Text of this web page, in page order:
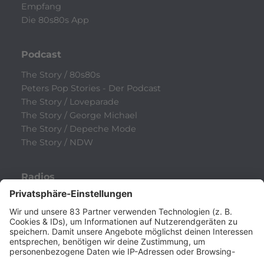
Empfang
Die 80s80s App
Podcast
The Story / 80s80s
Peters Pop Stories - Der Podcast
The Story / Loveparade
The Story / George Michael
The Story / Depeche Mode
The Story / NDW
Radios
80s80s
80s80s ALTERNATIVE
80s80s BOWIE
80s80s BREAKDANCE
80s80s DANCE